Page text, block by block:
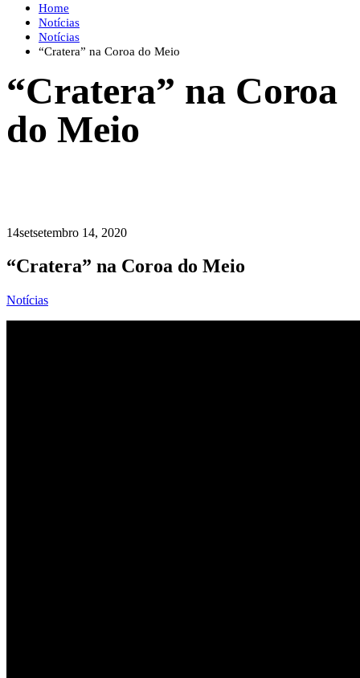
Home
Notícias
Notícias
“Cratera” na Coroa do Meio
“Cratera” na Coroa
do Meio
14setsetembro 14, 2020
“Cratera” na Coroa do Meio
Notícias